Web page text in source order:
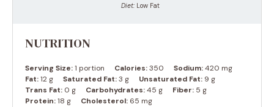
Diet: Low Fat
NUTRITION
Serving Size:1 portion Calories:350 Sodium:420 mg
Fat:12 g Saturated Fat:3 g Unsaturated Fat: 9 g
Trans Fat: 0 g Carbohydrates:45 g Fiber: 5 g
Protein:18 g Cholesterol: 65 mg